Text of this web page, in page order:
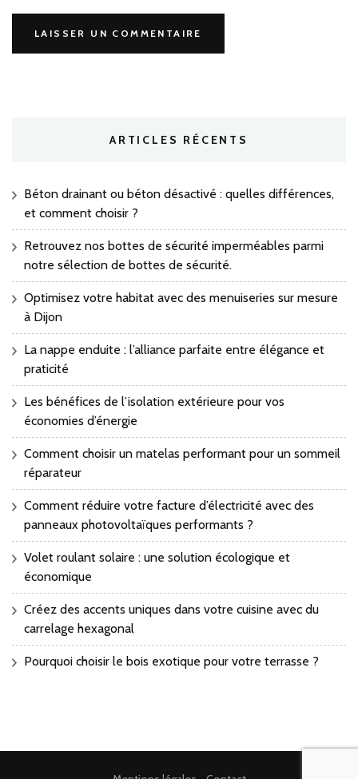
ARTICLES RÉCENTS
Béton drainant ou béton désactivé : quelles différences,
et comment choisir ?
Retrouvez nos bottes de sécurité imperméables parmi
notre sélection de bottes de sécurité.
Optimisez votre habitat avec des menuiseries sur mesure
à Dijon
La nappe enduite : l’alliance parfaite entre élégance et
praticité
Les bénéfices de l’isolation extérieure pour vos
économies d’énergie
Comment choisir un matelas performant pour un sommeil
réparateur
Comment réduire votre facture d’électricité avec des
panneaux photovoltaïques performants ?
Volet roulant solaire : une solution écologique et
économique
Créez des accents uniques dans votre cuisine avec du
carrelage hexagonal
Pourquoi choisir le bois exotique pour votre terrasse ?